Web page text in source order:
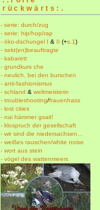
rückwärts:.
- serie: durch/zug
- serie: hip/hop/rap
- öko-dschungel I & II (+s.1)
- sekt(en)beauftragte
- kabarett
- grundkurs che
- neulich, bei den burschen
- anti-fashionismus
- schland & weltmeisterin
- troubleshooting/frauenhass
- lost cities
- nai hämmer gsait!
- klospruch der gesellschaft
- wir sind die niedersachsen...
- weißes rauschen/white noise
- wort aus stein
- vögel des wattenmeers